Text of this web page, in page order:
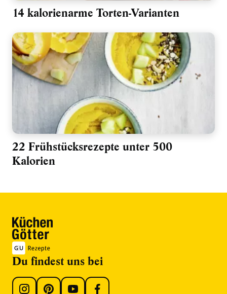
14 kalorienarme Torten-Varianten
22 Frühstücksrezepte unter 500
Kalorien
Du findest uns bei